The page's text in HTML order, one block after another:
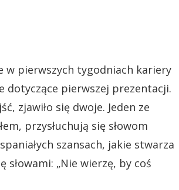
w pierwszych tygodniach kariery
dotyczące pierwszej prezentacji.
zjawiło się dwoje. Jeden ze
przysłuchują się słowom
szansach, jakie stwarza
słowami: „Nie wierzę, by coś